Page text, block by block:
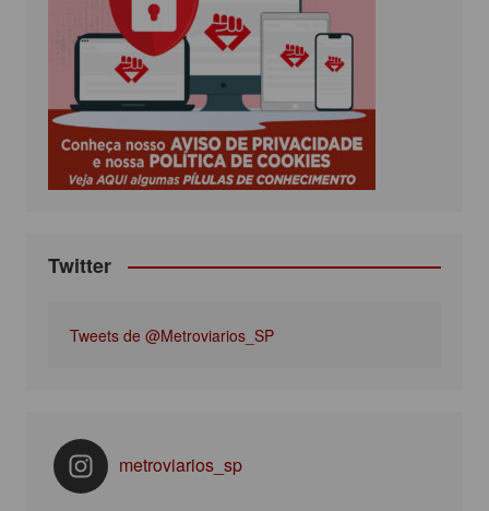
o
k
t
e
r
a
r
a
m
u
e
Twitter
Tweets de @Metroviarios_SP
metroviarios_sp